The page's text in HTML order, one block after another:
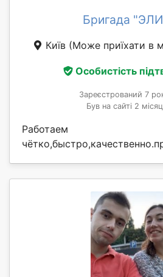
Бригада
Київ (Може приїхати в
Особистість
Зареєстрований 7
Був на сайті 2
Работаем